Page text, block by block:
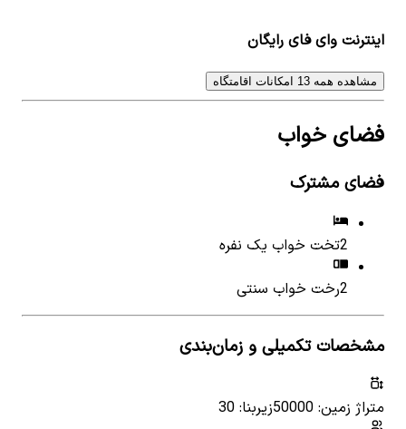
اینترنت وای فای رایگان
مشاهده همه 13 امکانات اقامتگاه
فضای خواب
فضای مشترک
2تخت خواب یک نفره
2رخت خواب سنتی
مشخصات تکمیلی و زمان‌بندی
متراژ زمین: 50000
زیربنا: 30